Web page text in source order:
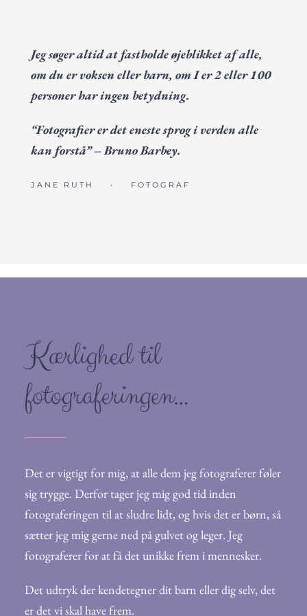
Jeg søger altid at fastholde øjeblikket af alle,
om du er voksen eller barn, om I er 2 eller 100
personer har ingen betydning.
“Fotografier er det eneste sprog i verden alle
kan forstå” – Bruno Barbey.
JANE RUTH • FOTOGRAF
Kærlighed til
fotograferingen…
Det er vigtigt for mig, at alle dem jeg fotograferer føler
sig trygge. Derfor tager jeg mig god tid inden
fotograferingen til at sludre lidt, og hvis det er børn, så
sætter jeg mig gerne ned på gulvet og leger. Jeg
fotograferer for at få det unikke frem i mennesker.
Det udtryk der kendetegner dit barn eller dig selv, det
er det vi skal have frem.